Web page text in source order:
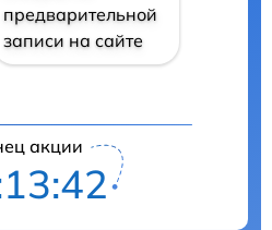
предварительной
записи на сайте
акции